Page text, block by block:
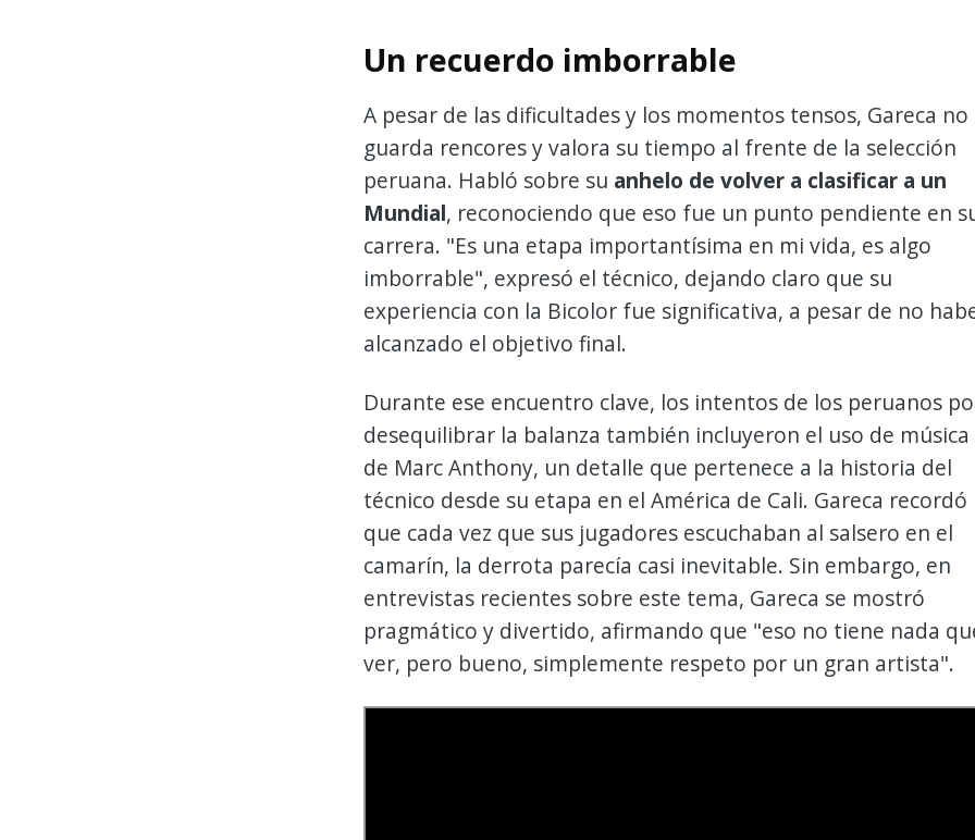
Un recuerdo imborrable
A pesar de las dificultades y los momentos tensos, Gareca no
guarda rencores y valora su tiempo al frente de la selección
peruana. Habló sobre su anhelo de volver a clasificar a un
Mundial, reconociendo que eso fue un punto pendiente en
carrera. "Es una etapa importantísima en mi vida, es algo
imborrable", expresó el técnico, dejando claro que su
experiencia con la Bicolor fue significativa, a pesar de no
alcanzado el objetivo final.
Durante ese encuentro clave, los intentos de los peruanos
desequilibrar la balanza también incluyeron el uso de música
de Marc Anthony, un detalle que pertenece a la historia del
técnico desde su etapa en el América de Cali. Gareca recordó
que cada vez que sus jugadores escuchaban al salsero en el
camarín, la derrota parecía casi inevitable. Sin embargo, en
entrevistas recientes sobre este tema, Gareca se mostró
pragmático y divertido, afirmando que "eso no tiene nada
ver, pero bueno, simplemente respeto por un gran artista".